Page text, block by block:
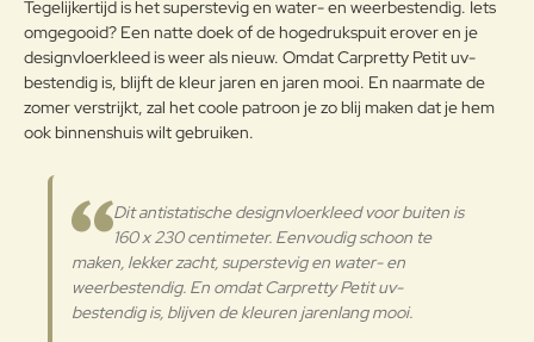
Verder
Tegelijkertijd is het superstevig en water- en weerbestendig. Iets
omgegooid? Een natte doek of de hogedrukspuit erover en je
designvloerkleed is weer als nieuw. Omdat Carpretty Petit uv-
bestendig is, blijft de kleur jaren en jaren mooi. En naarmate de
zomer verstrijkt, zal het coole patroon je zo blij maken dat je hem
ook binnenshuis wilt gebruiken.
Dit antistatische designvloerkleed voor buiten is
160 x 230 centimeter. Eenvoudig schoon te
maken, lekker zacht, superstevig en water- en
weerbestendig. En omdat Carpretty Petit uv-
bestendig is, blijven de kleuren jarenlang mooi.